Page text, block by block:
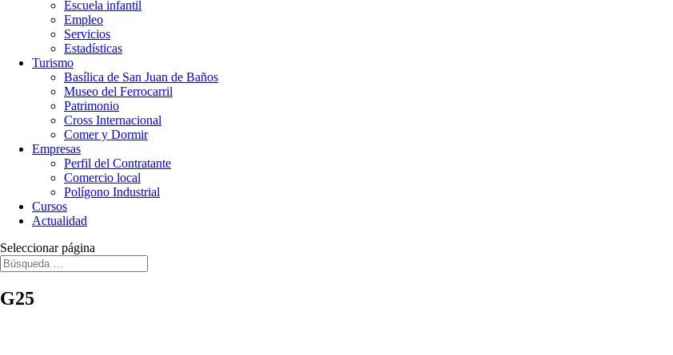
Escuela infantil
Empleo
Servicios
Estadísticas
Turismo
Basílica de San Juan de Baños
Museo del Ferrocarril
Patrimonio
Cross Internacional
Comer y Dormir
Empresas
Perfil del Contratante
Comercio local
Polígono Industrial
Cursos
Actualidad
Seleccionar página
G25